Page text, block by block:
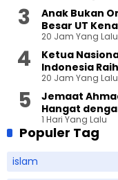
Anak Bukan
Besar UT
20 Jam Yang Lalu
Ketua
Indonesia
Terbuka
20 Jam Yang Lalu
Jemaat
Hangat
1 Hari Yang Lalu
Populer Tag
islam